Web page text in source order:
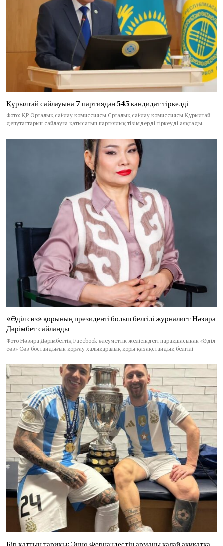
Құрылтай сайлауына 7 партиядан 545 кандидат тіркелді
Фото: ҚР Орталық сайлау комиссиясы Орталық сайлау комиссиясы Құрылтай
депутаттарын сайлауға қатысатын партиялық тізімдерді тіркеуді аяқтады.
«Әділ сөз» қорының президенті болып белгілі журналист Нәзира
Дәрімбет сайланды
Фото Нәзира Дәрімбеттің Facebook әлеуметтік желісіндегі парақшасынан «Әділ
сөз» Сөз бостандығын қорғау халықаралық қоры қазақстандық белгілі
Бір хаттың тарихы: Энцо Фернандестің арманы қалай ақиқатқа